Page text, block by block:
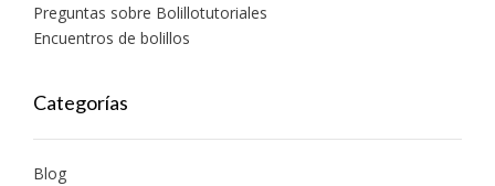
Preguntas sobre Bolillotutoriales
Encuentros de bolillos
Categorías
Blog